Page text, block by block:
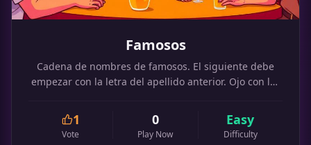
Famosos
Cadena de nombres de famosos. El siguiente debe
empezar con la letra del apellido anterior. Ojo con las
1
Vote
0
Play Now
Easy
Difficulty